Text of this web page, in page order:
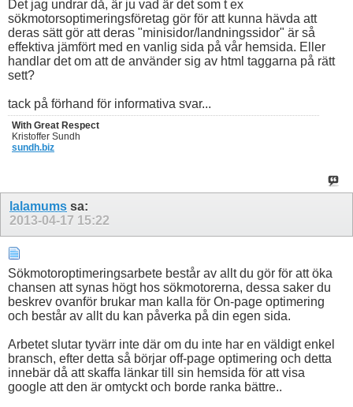
Det jag undrar då, är ju vad är det som t ex
sökmotorsoptimeringsföretag gör för att kunna hävda att
deras sätt gör att deras "minisidor/landningssidor" är så
effektiva jämfört med en vanlig sida på vår hemsida. Eller
handlar det om att de använder sig av html taggarna på rätt
sett?
tack på förhand för informativa svar...
With Great Respect
Kristoffer Sundh
sundh.biz
lalamums sa:
2013-04-17 15:22
Sökmotoroptimeringsarbete består av allt du gör för att öka
chansen att synas högt hos sökmotorerna, dessa saker du
beskrev ovanför brukar man kalla för On-page optimering
och består av allt du kan påverka på din egen sida.
Arbetet slutar tyvärr inte där om du inte har en väldigt enkel
bransch, efter detta så börjar off-page optimering och detta
innebär då att skaffa länkar till sin hemsida för att visa
google att den är omtyckt och borde ranka bättre..